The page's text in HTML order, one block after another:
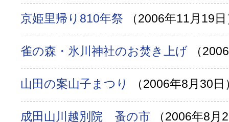
京姫里帰り810年祭 （2006年11月19
雀の森・氷川神社のお焚き上げ （
山田の案山子まつり （2006年8月30日
成田山川越別院 蚤の市 （2006年8月